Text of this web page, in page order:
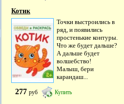
Котик
Точки выстроились в
ряд, и появились
простенькие контуры.
Что же будет дальше?
А дальше будет
волшебство!
Малыш, бери
карандаш...
277 руб Купить